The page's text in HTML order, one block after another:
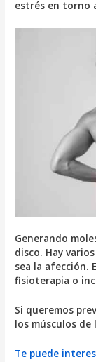
estrés en torno
Generando
disco. Hay
sea la afección.
fisioterapia o
Si queremos
los músculos de
Te puede